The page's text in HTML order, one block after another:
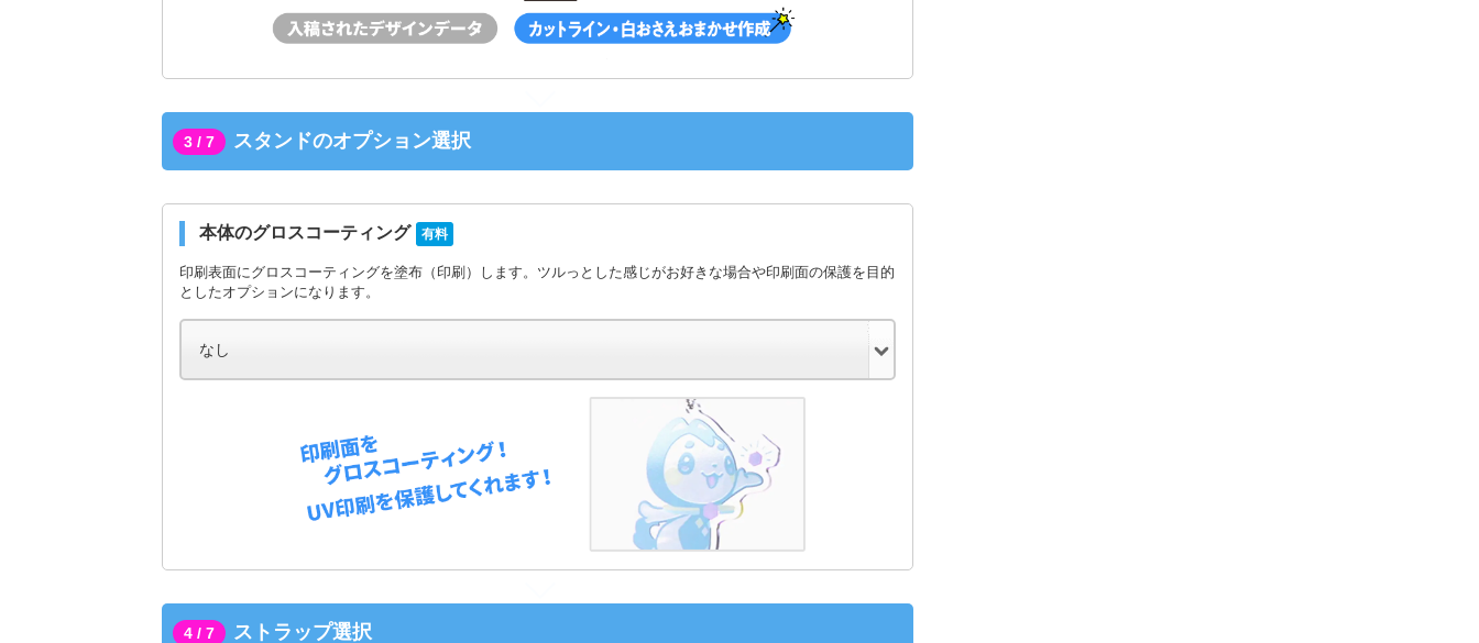
3 / 7 スタンドのオプション選択
本体のグロスコーティング 有料
印刷表面にグロスコーティングを塗布（印刷）します。ツルっとした感じがお好きな場合や印刷面の保護を目的
としたオプションになります。
4 / 7 ストラップ選択